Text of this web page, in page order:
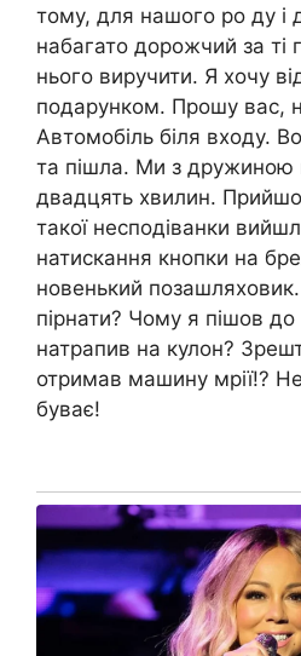
тому, для нашого po ду і
набагато дорожчий за ті
нього виручити. Я хочу
подарунком. Прошу вас,
Автомобіль біля входу.
та пішла. Ми з дружиною
двадцять хвилин.
такої несподіванки
натискання кнопки на
новенький
пірнати? Чому я пішов
натрапив на кулон?
отримав машину мрії!?
буває!